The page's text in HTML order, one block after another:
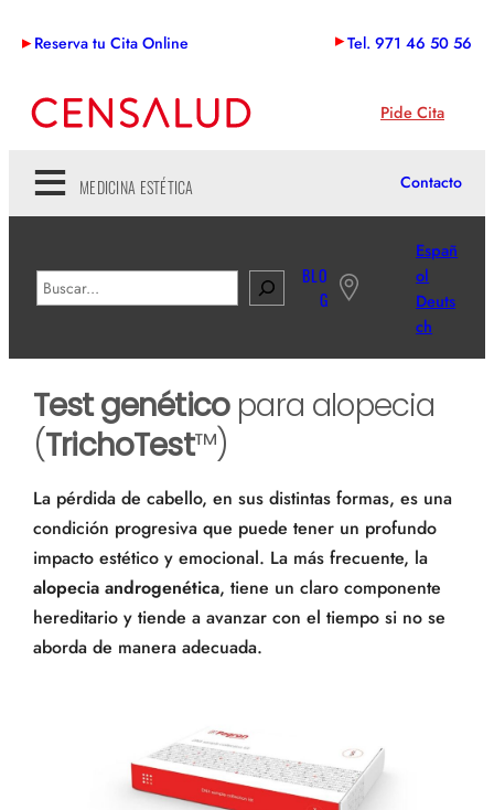
Reserva tu Cita Online Tel. 971 46 50 56
Pide Cita
MEDICINA ESTÉTICA Contacto
B
u
r
BLO
G
Españ
ol
Deuts
ch
Test genéticopara alopecia
(TrichoTest™)
La pérdida de cabello, en sus distintas formas, es una
condición progresiva que puede tener un profundo
impacto estético y emocional. La más frecuente, la
alopecia androgenética, tiene un claro componente
hereditario y tiende a avanzar con el tiempo si no se
aborda de manera adecuada.